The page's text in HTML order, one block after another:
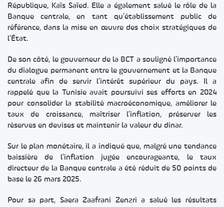
République, Kaïs Saïed. Elle a également salué le rôle de la
Banque centrale, en tant qu’établissement public de
référence, dans la mise en œuvre des choix stratégiques de
l’État.
De son côté, le gouverneur de la BCT a souligné l’importance
du dialogue permanent entre le gouvernement et la Banque
centrale afin de servir l’intérêt supérieur du pays. Il a
rappelé que la Tunisie avait poursuivi ses efforts en 2024
pour consolider la stabilité macroéconomique, améliorer le
taux de croissance, maîtriser l’inflation, préserver les
réserves en devises et maintenir la valeur du dinar.
Sur le plan monétaire, il a indiqué que, malgré une tendance
baissière de l’inflation jugée encourageante, le taux
directeur de la Banque centrale a été réduit de 50 points de
base le 26 mars 2025.
Pour sa part, Saera Zaafrani Zenzri a salué les résultats